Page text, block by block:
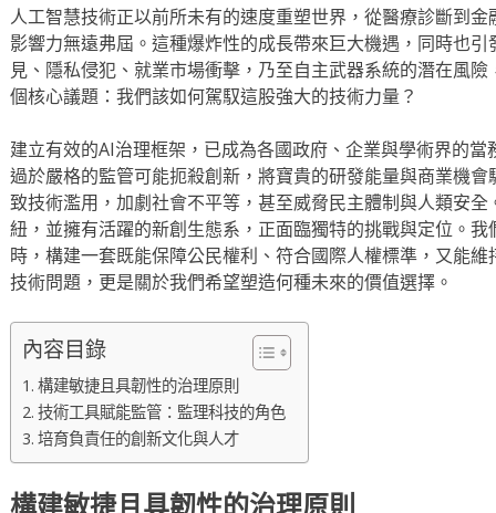
人工智慧技術正以前所未有的速度重塑世界，從醫療診斷到
影響力無遠弗屆。這種爆炸性的成長帶來巨大機遇，同時也
見、隱私侵犯、就業市場衝擊，乃至自主武器系統的潛在風
個核心議題：我們該如何駕馭這股強大的技術力量？
建立有效的AI治理框架，已成為各國政府、企業與學術界的
過於嚴格的監管可能扼殺創新，將寶貴的研發能量與商業機
致技術濫用，加劇社會不平等，甚至威脅民主體制與人類安
紐，並擁有活躍的新創生態系，正面臨獨特的挑戰與定位。
時，構建一套既能保障公民權利、符合國際人權標準，又能
技術問題，更是關於我們希望塑造何種未來的價值選擇。
內容目錄
構建敏捷且具韌性的治理原則
技術工具賦能監管：監理科技的角色
培育負責任的創新文化與人才
構建敏捷且具韌性的治理原則